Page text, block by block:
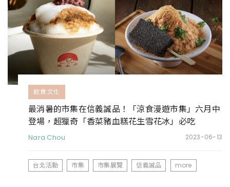
飲食文化
最消暑的市集在信義誠品！「涼食漫遊市集」六月中
登場，超獵奇「香菜豬血糕花生雪花冰」必吃
Nara Chou 2023-06-13
台北活動 市集 市集展覽 信義誠品 more